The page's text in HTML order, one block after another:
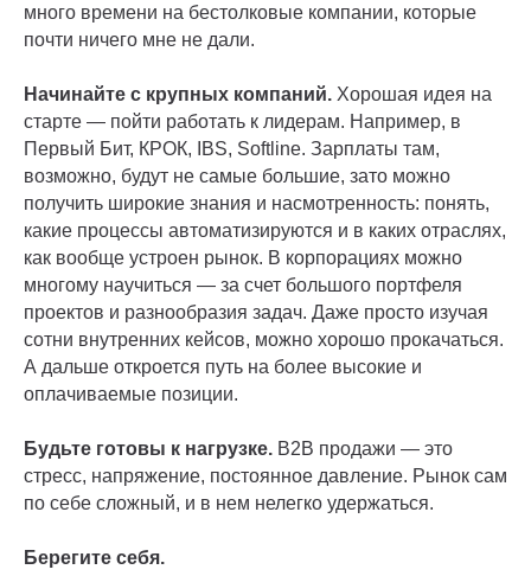
много времени на бестолковые компании, которые
почти ничего мне не дали.
Начинайте с крупных компаний. Хорошая идея на
старте — пойти работать к лидерам. Например, в
Первый Бит, КРОК, IBS, Softline. Зарплаты там,
возможно, будут не самые большие, зато можно
получить широкие знания и насмотренность: понять,
какие процессы автоматизируются и в каких отраслях,
как вообще устроен рынок. В корпорациях можно
многому научиться — за счет большого портфеля
проектов и разнообразия задач. Даже просто изучая
сотни внутренних кейсов, можно хорошо прокачаться.
А дальше откроется путь на более высокие и
оплачиваемые позиции.
Будьте готовы к нагрузке. B2B продажи — это
стресс, напряжение, постоянное давление. Рынок сам
по себе сложный, и в нем нелегко удержаться.
Берегите себя.